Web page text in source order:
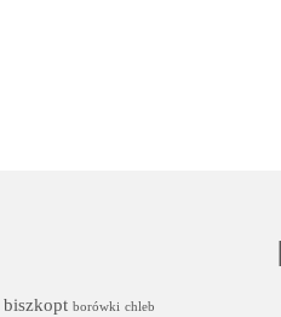
biszkopt borówki chleb